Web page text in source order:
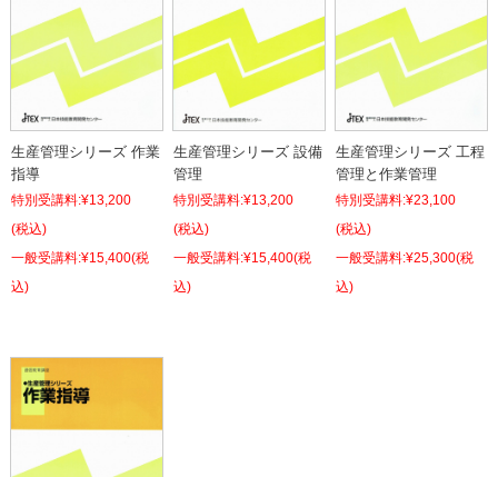
生産管理シリーズ 作業
指導
特別受講料:¥13,200
(税込)
¥15,400(税
込)
生産管理シリーズ 設備
管理
特別受講料:¥13,200
(税込)
¥15,400(税
込)
生産管理シリーズ 工程
管理と作業管理
特別受講料:¥23,100
(税込)
¥25,300(税
込)